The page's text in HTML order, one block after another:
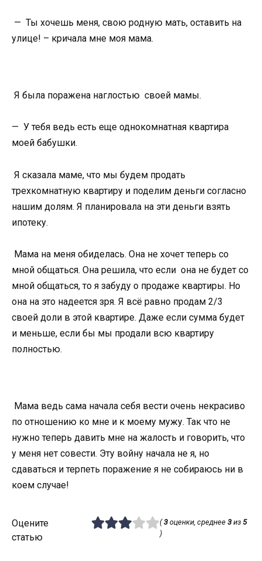
— Ты хочешь меня, свою родную мать, оставить на
улице! – кричала мне моя мама.
Я была поражена наглостью своей мамы.
— У тебя ведь есть еще однокомнатная квартира
моей бабушки.
Я сказала маме, что мы будем продать
трехкомнатную квартиру и поделим деньги согласно
нашим долям. Я планировала на эти деньги взять
ипотеку.
Мама на меня обиделась. Она не хочет теперь со
мной общаться. Она решила, что если она не будет со
мной общаться, то я забуду о продаже квартиры. Но
она на это надеется зря. Я всё равно продам 2/3
своей доли в этой квартире. Даже если сумма будет
и меньше, если бы мы продали всю квартиру
полностью.
Мама ведь сама начала себя вести очень некрасиво
по отношению ко мне и к моему мужу. Так что не
нужно теперь давить мне на жалость и говорить, что
у меня нет совести. Эту войну начала не я, но
сдаваться и терпеть поражение я не собираюсь ни в
коем случае!
Оцените
статью
(3оценки, среднее 3из 5
)